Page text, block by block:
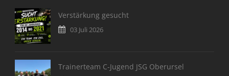
Verstärkung gesucht
03 Juli 2026
Trainerteam C-Jugend JSG Oberursel